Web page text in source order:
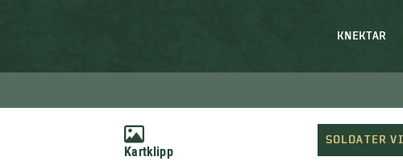
KNEKTAR
Kartklipp
SOLDATER